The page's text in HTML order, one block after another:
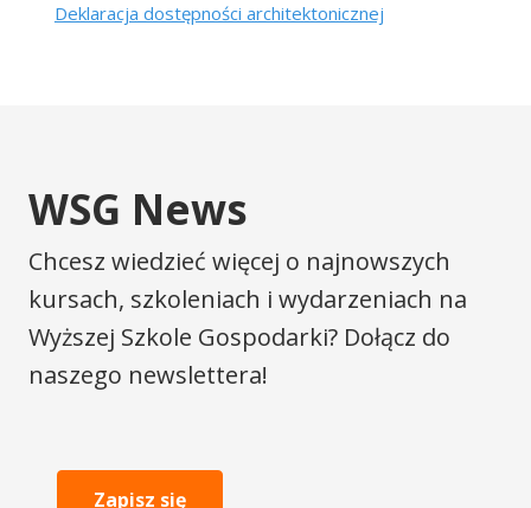
Deklaracja dostępności architektonicznej
WSG News
Chcesz wiedzieć więcej o najnowszych
kursach, szkoleniach i wydarzeniach na
Wyższej Szkole Gospodarki? Dołącz do
naszego newslettera!
Zapisz się